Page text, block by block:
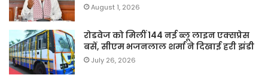
August 1, 2026
रोडवेज को मिलीं 144 नई ब्लू लाइन एक्सप्रेस
बसें, सीएम भजनलाल शर्मा ने दिखाई हरी झंडी
July 26, 2026